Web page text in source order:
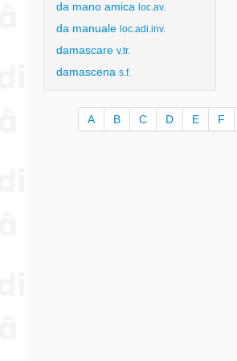
da mano amica loc.av.
da manuale loc.adi.inv.
damascare v.tr.
damascena s.f.
A B C D E F